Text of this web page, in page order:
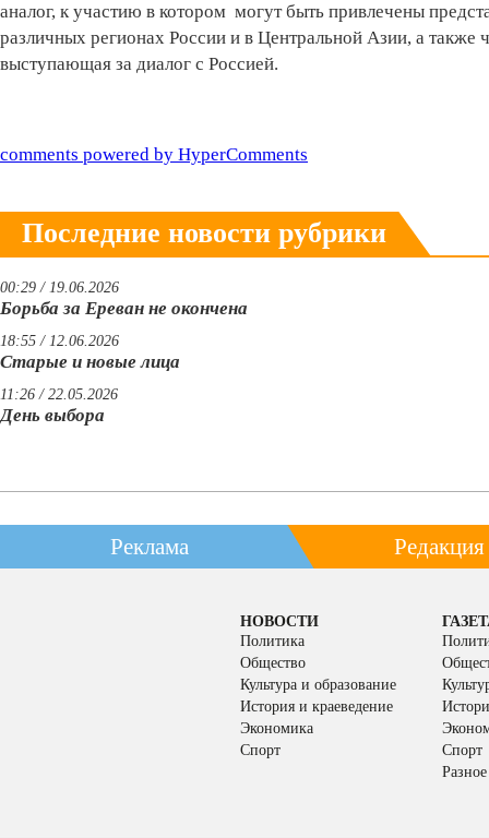
аналог, к участию в котором могут быть привлечены
различных регионах России и в Центральной Азии, а также
выступающая за диалог с Россией.
comments powered by HyperComments
Последние новости рубрики
00:29 / 19.06.2026
Борьба за Ереван не окончена
18:55 / 12.06.2026
Старые и новые лица
11:26 / 22.05.2026
День выбора
Реклама Редакция
НОВОСТИ
Политика
Общество
Культура и образование
История и краеведение
Экономика
Спорт
Спорт
Разное